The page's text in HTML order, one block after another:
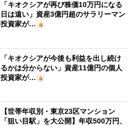
「キオクシアが再び株価10万円になる
日は遠い」資産3億円超のサラリーマン
投資家が…
「キオクシアが今後も利益を出し続け
るかは分からない」資産11億円の個人
投資家が…
【世帯年収別・東京23区マンション
「狙い目駅」を大公開】年収500万円、